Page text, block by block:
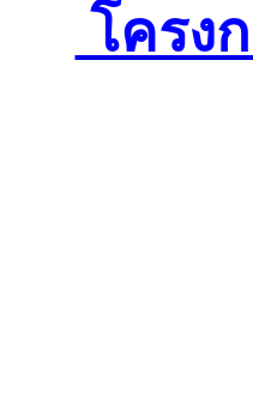
โครง